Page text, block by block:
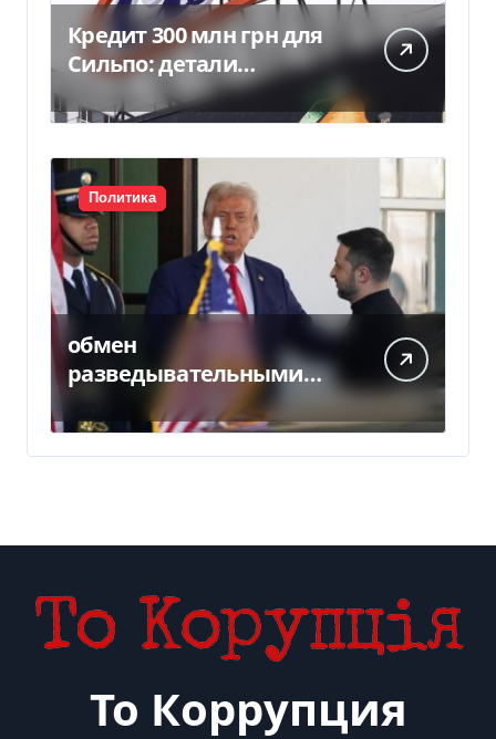
Кредит 300 млн грн для
Сильпо: детали
соглашения с
Ощадбанком
Политика
обмен
разведывательными
данными между
Украиной и США
значительно вырос, —
То Коррупция